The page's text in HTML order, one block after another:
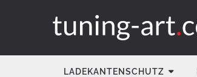
LADEKANTENSCHUTZ